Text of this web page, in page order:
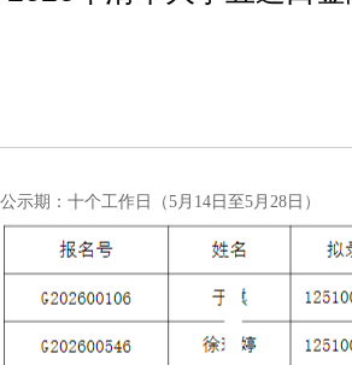
公示期：十个工作日（5月14日至5月28日）